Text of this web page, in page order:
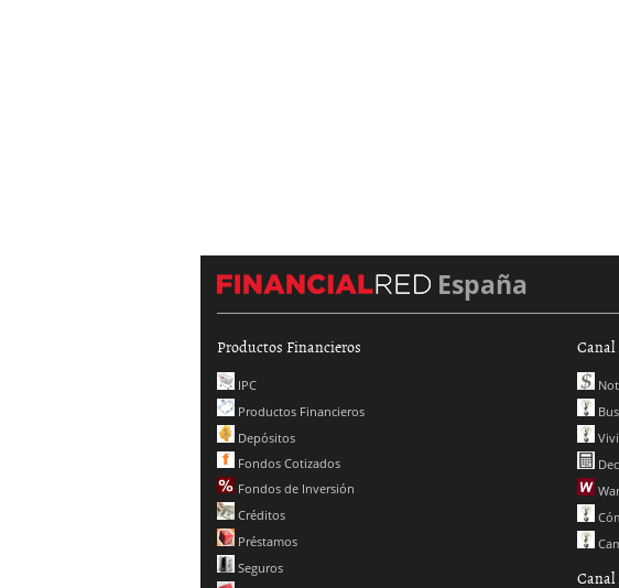
España
Productos Financieros
IPC
Productos Financieros
Depósitos
Fondos Cotizados
Fondos de Inversión
Créditos
Préstamos
Seguros